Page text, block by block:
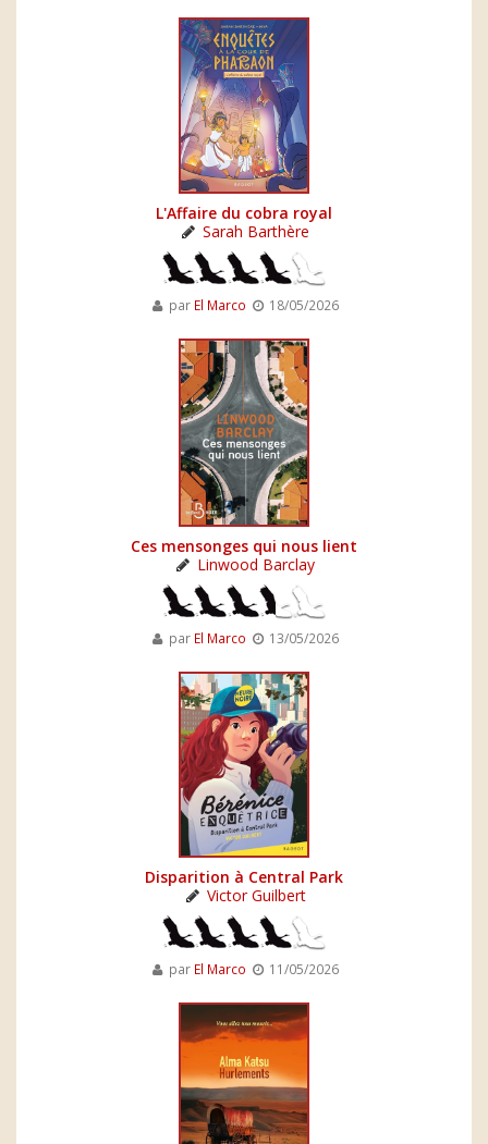
L'Affaire du cobra royal
Sarah Barthère
par El Marco 18/05/2026
Ces mensonges qui nous lient
Linwood Barclay
par El Marco 13/05/2026
Disparition à Central Park
Victor Guilbert
par El Marco 11/05/2026